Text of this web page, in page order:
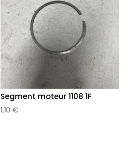
Segment moteur 1108 1F
1,10€